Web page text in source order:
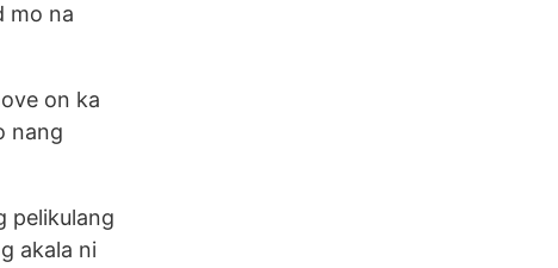
mo na
on ka
nang
pelikulang
akala ni